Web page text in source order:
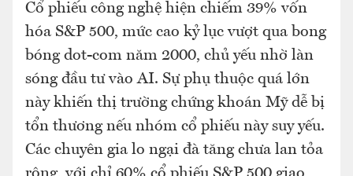
Cổ phiếu công nghệ hiện chiếm 39% vốn
hóa S&P 500, mức cao kỷ lục vượt qua bong
bóng dot-com năm 2000, chủ yếu nhờ làn
sóng đầu tư vào AI. Sự phụ thuộc quá lớn
này khiến thị trường chứng khoán Mỹ dễ bị
tổn thương nếu nhóm cổ phiếu này suy yếu.
Các chuyên gia lo ngại đà tăng chưa lan tỏa